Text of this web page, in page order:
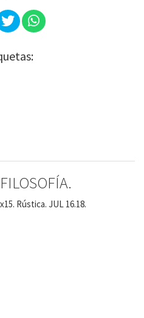
Rústica. JUL 16.18.